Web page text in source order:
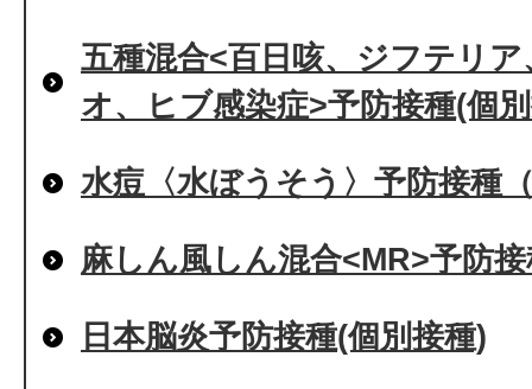
五種混合<百日咳、ジフテリ
オ、ヒブ感染症>予防接種(個
水痘〈水ぼうそう〉予防接種
麻しん風しん混合<MR>予防
日本脳炎予防接種(個別接種)